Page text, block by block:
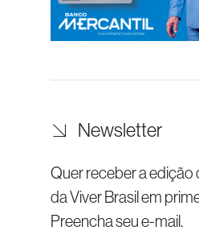
Newsletter
Quer receber a edição
da Viver Brasilem
Preencha seu e-mail.